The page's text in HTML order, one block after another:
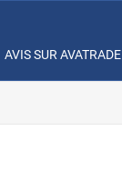
AVIS SUR AVATRADE